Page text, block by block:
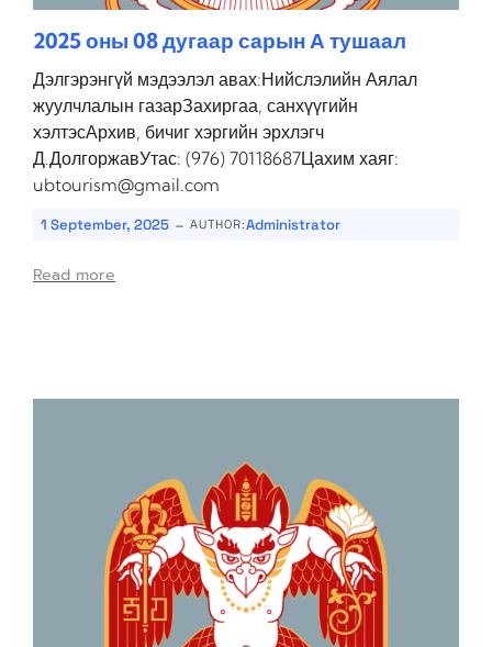
2025 оны 08 дугаар сарын А тушаал
Дэлгэрэнгүй мэдээлэл авах:Нийслэлийн Аялал
жуулчлалын газарЗахиргаа, санхүүгийн
хэлтэсАрхив, бичиг хэргийн эрхлэгч
Д.ДолгоржавУтас: (976) 70118687Цахим хаяг:
ubtourism@gmail.com
1 September, 2025 - AUTHOR:Administrator
Read more